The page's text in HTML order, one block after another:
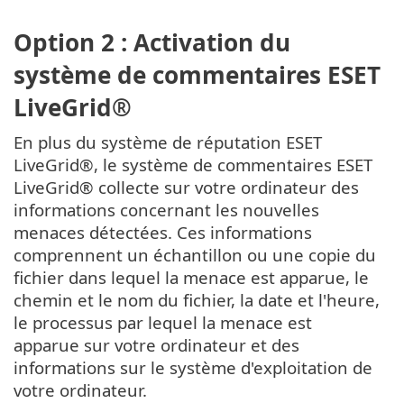
Option 2 : Activation du
système de commentaires ESET
LiveGrid®
En plus du système de réputation ESET
LiveGrid®, le système de commentaires ESET
LiveGrid® collecte sur votre ordinateur des
informations concernant les nouvelles
menaces détectées. Ces informations
comprennent un échantillon ou une copie du
fichier dans lequel la menace est apparue, le
chemin et le nom du fichier, la date et l'heure,
le processus par lequel la menace est
apparue sur votre ordinateur et des
informations sur le système d'exploitation de
votre ordinateur.